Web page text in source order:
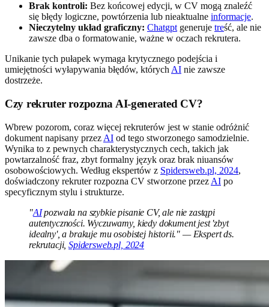
Brak kontroli: Bez końcowej edycji, w CV mogą znaleźć
się błędy logiczne, powtórzenia lub nieaktualne informacje.
Nieczytelny układ graficzny: Chatgpt generuje treść, ale nie
zawsze dba o formatowanie, ważne w oczach rekrutera.
Unikanie tych pułapek wymaga krytycznego podejścia i
umiejętności wyłapywania błędów, których AI nie zawsze
dostrzeże.
Czy rekruter rozpozna AI-generated CV?
Wbrew pozorom, coraz więcej rekruterów jest w stanie odróżnić
dokument napisany przez AI od tego stworzonego samodzielnie.
Wynika to z pewnych charakterystycznych cech, takich jak
powtarzalność fraz, zbyt formalny język oraz brak niuansów
osobowościowych. Według ekspertów z Spidersweb.pl, 2024,
doświadczony rekruter rozpozna CV stworzone przez AI po
specyficznym stylu i strukturze.
"AIpozwala na szybkie pisanie CV, ale nie zastąpi
autentyczności. Wyczuwamy, kiedy dokument jest 'zbyt
idealny', a brakuje mu osobistej historii." — Ekspert ds.
rekrutacji,Spidersweb.pl, 2024